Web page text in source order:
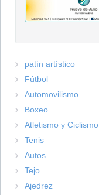
patín artístico
Fútbol
Automovilismo
Boxeo
Atletismo y Ciclismo
Tenis
Autos
Tejo
Ajedrez